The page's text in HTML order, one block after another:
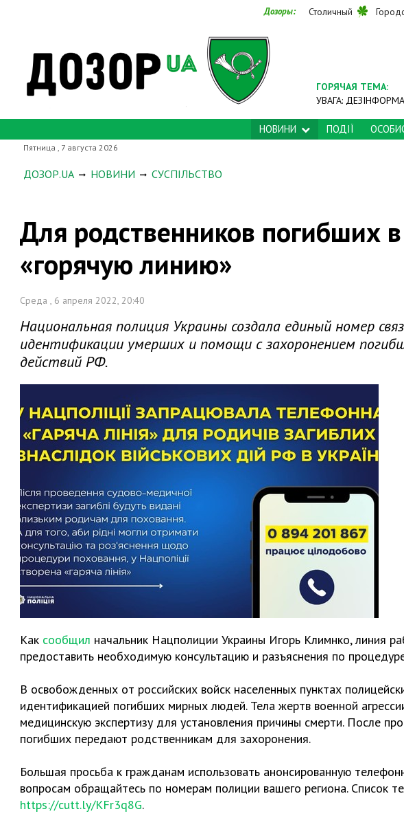
Дозоры: Столичный
ГОРЯЧАЯ ТЕМА:
УВАГА:
НОВИНИ ПОДІЇ
Пятница , 7 августа 2026
ДОЗОР.UA НОВИНИ СУСПІЛЬСТВО
Для родственников погибших
«горячую линию»
Среда , 6 апреля 2022, 20:40
Национальная полиция Украины создала единый номер
идентификации умерших и помощи с захоронением
действий РФ.
Как сообщил начальник Нацполиции Украины Игорь Климнко, линия
предоставить необходимую консультацию и разъяснения по
В освобожденных от российских войск населенных пунктах
идентификацией погибших мирных людей. Тела жертв военной
медицинскую экспертизу для установления причины смерти. После
погибших передают родственникам для захоронения.
Большая просьба к гражданам использовать анонсированную
вопросам обращайтесь по номерам полиции вашего региона. Список
https://cutt.ly/KFr3q8G.